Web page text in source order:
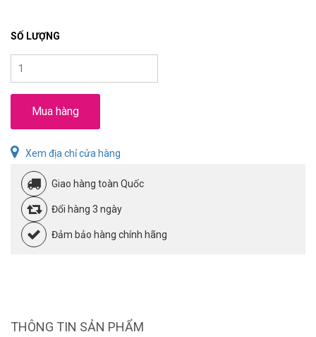
SỐ LƯỢNG
Mua hàng
Xem địa chỉ cửa hàng
Giao hàng toàn Quốc
Đổi hàng 3 ngày
Đảm bảo hàng chính hãng
THÔNG TIN SẢN PHẨM